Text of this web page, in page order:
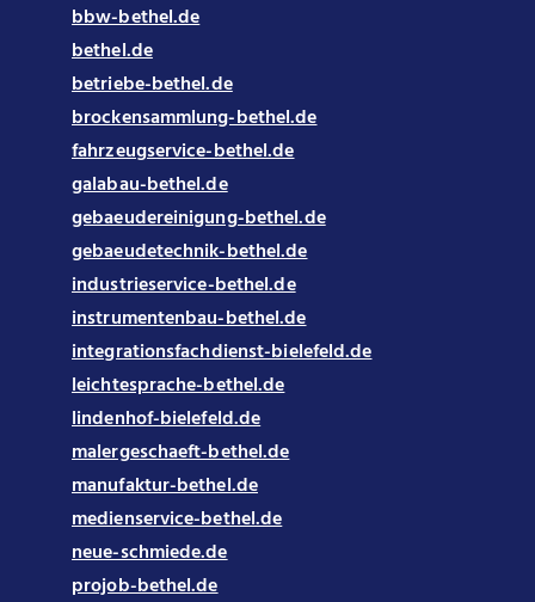
bbw-bethel.de
bethel.de
betriebe-bethel.de
brockensammlung-bethel.de
fahrzeugservice-bethel.de
galabau-bethel.de
gebaeudereinigung-bethel.de
gebaeudetechnik-bethel.de
industrieservice-bethel.de
instrumentenbau-bethel.de
integrationsfachdienst-bielefeld.de
leichtesprache-bethel.de
lindenhof-bielefeld.de
malergeschaeft-bethel.de
manufaktur-bethel.de
medienservice-bethel.de
neue-schmiede.de
projob-bethel.de